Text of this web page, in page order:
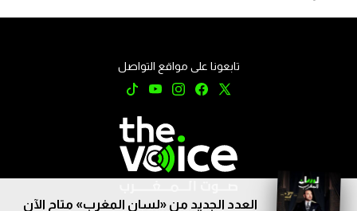
العدد الجديد من «لسان المغرب» متاح الآن
تابعونا على مواقع التواصل